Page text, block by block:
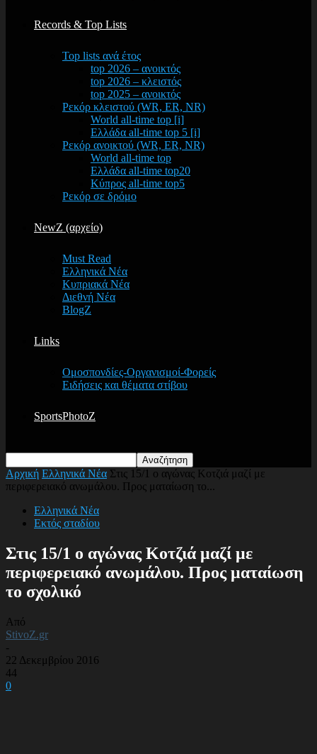
Records & Top Lists
Top lists ανά έτος
top 2026 – ανοικτός
top 2026 – κλειστός
top 2025 – ανοικτός
Ρεκόρ κλειστού (WR, ER, NR)
World all-time top [i]
Ελλάδα all-time top 5 [i]
Ρεκόρ ανοικτού (WR, ER, NR)
World all-time top
Ελλάδα all-time top20
Κύπρος all-time top5
Ρεκόρ σε δρόμο
NewZ (αρχείο)
Must Read
Ελληνικά Νέα
Κυπριακά Νέα
Διεθνή Νέα
BlogZ
Links
Ομοσπονδίες-Οργανισμοί-Φορείς
Ειδήσεις και θέματα στίβου
SportsPhotoZ
Αρχική Ελληνικά Νέα Στις 15/1 ο αγώνας Κοτζιά μαζί με
περιφερειακό ανωμάλου. Προς ματαίωση το...
Ελληνικά Νέα
Εκτός σταδίου
Στις 15/1 ο αγώνας Κοτζιά μαζί με
περιφερειακό ανωμάλου. Προς ματαίωση
το σχολικό
Από
StivoZ.gr
-
22 Δεκεμβρίου 2016
44
0